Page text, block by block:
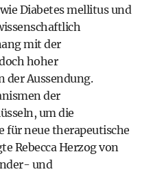
Diabetes mellitus und
mit der
hoher
der Aussendung.
der
um die
für neue therapeutische
Rebecca Herzog von
und